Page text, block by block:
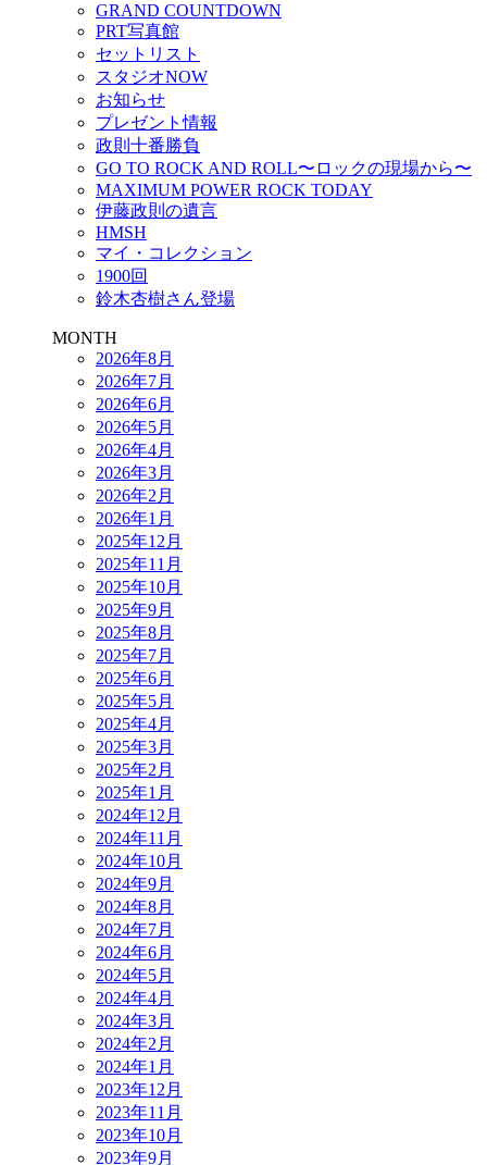
GRAND COUNTDOWN
PRT写真館
セットリスト
スタジオNOW
お知らせ
プレゼント情報
政則十番勝負
GO TO ROCK AND ROLL〜ロックの現場から〜
MAXIMUM POWER ROCK TODAY
伊藤政則の遺言
HMSH
マイ・コレクション
1900回
鈴木杏樹さん登場
MONTH
2026年8月
2026年7月
2026年6月
2026年5月
2026年4月
2026年3月
2026年2月
2026年1月
2025年12月
2025年11月
2025年10月
2025年9月
2025年8月
2025年7月
2025年6月
2025年5月
2025年4月
2025年3月
2025年2月
2025年1月
2024年12月
2024年11月
2024年10月
2024年9月
2024年8月
2024年7月
2024年6月
2024年5月
2024年4月
2024年3月
2024年2月
2024年1月
2023年12月
2023年11月
2023年10月
2023年9月